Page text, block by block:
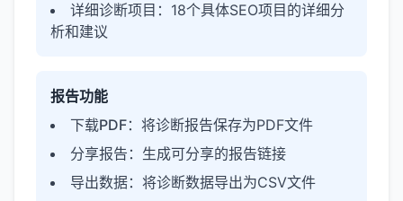
详细诊断项目 ：18个具体SEO项目的详细分
析和建议
报告功能
下载PDF：将诊断报告保存为PDF文件
分享报告 ：生成可分享的报告链接
导出数据：将诊断数据导出为CSV文件